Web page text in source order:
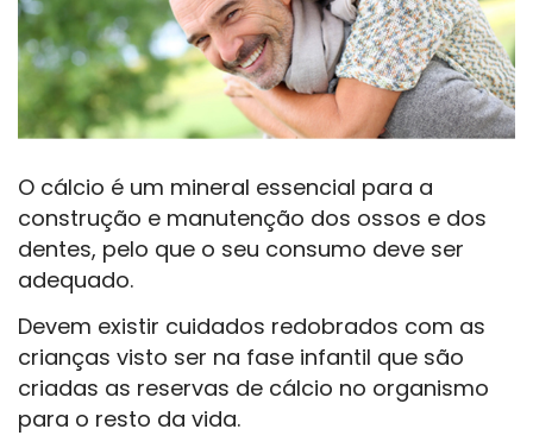
O cálcio é um mineral essencial para a
construção e manutenção dos ossos e dos
dentes, pelo que o seu consumo deve ser
adequado.
Devem existir cuidados redobrados com as
crianças visto ser na fase infantil que são
criadas as reservas de cálcio no organismo
para o resto da vida.